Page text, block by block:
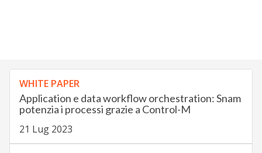
WHITE PAPER
Application e data workflow orchestration: Snam
potenzia i processi grazie a Control-M
21 Lug 2023